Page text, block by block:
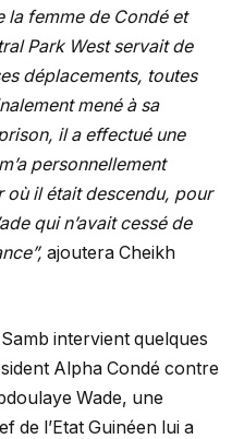
la femme de Condé et
Park West servait de
déplacements, toutes
mené à sa
il a effectué une
personnellement
où il était descendu, pour
qui n’avait cessé de
ajoutera Cheikh
intervient quelques
Alpha Condé contre
Wade, une
de l’Etat Guinéen lui a